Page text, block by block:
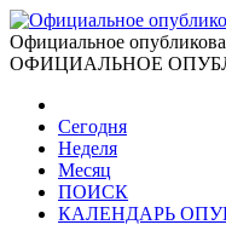
Официальное
ОФИЦИАЛЬНОЕ
Сегодня
Неделя
Месяц
ПОИСК
КАЛЕНДАРЬ